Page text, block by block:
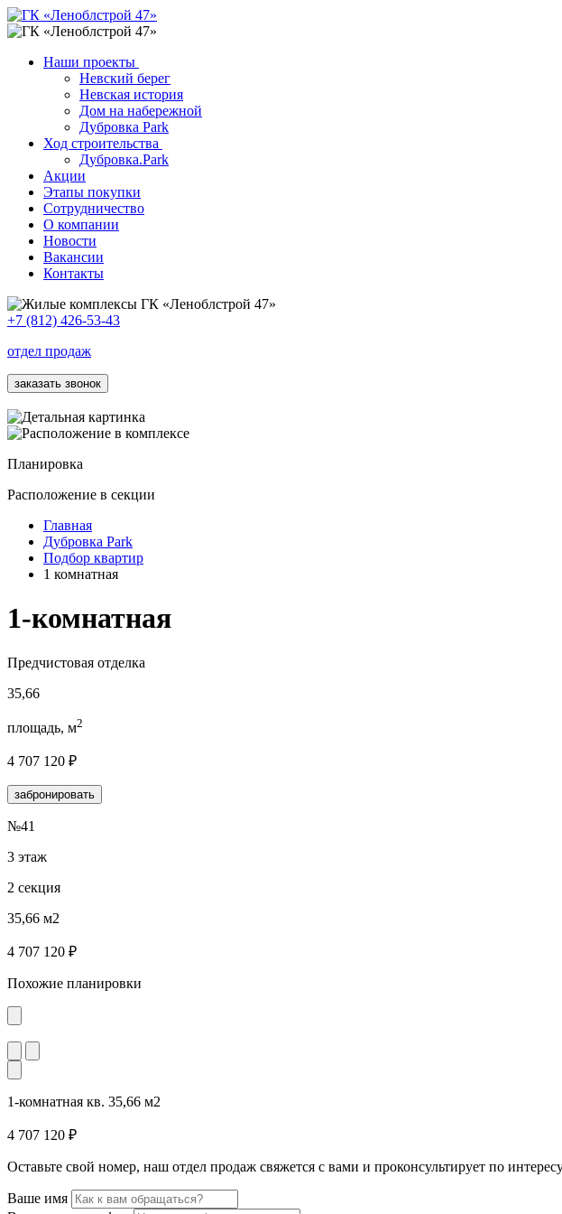
Наши проекты
Невский берег
Невская история
Дом на набережной
Дубровка Park
Ход строительства
Дубровка.Park
Акции
Этапы покупки
Сотрудничество
О компании
Новости
Вакансии
Контакты
+7 (812) 426-53-43
отдел продаж
заказать звонок
Планировка
Расположение в секции
Главная
Дубровка Park
Подбор квартир
1 комнатная
1-комнатная
Предчистовая отделка
35,66
площадь, м2
4 707 120 ₽
забронировать
№41
3 этаж
2 секция
35,66 м2
4 707 120 ₽
Похожие планировки
1-комнатная кв. 35,66 м2
4 707 120 ₽
Оставьте свой номер, наш отдел продаж свяжется с вами и проконсультирует по
Ваше имя